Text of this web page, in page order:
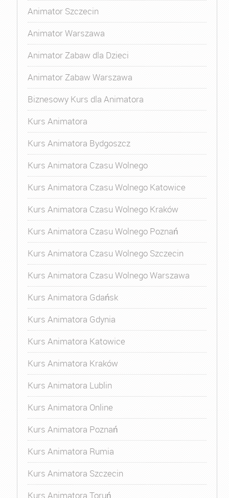
Animator Szczecin
Animator Warszawa
Animator Zabaw dla Dzieci
Animator Zabaw Warszawa
Biznesowy Kurs dla Animatora
Kurs Animatora
Kurs Animatora Bydgoszcz
Kurs Animatora Czasu Wolnego
Kurs Animatora Czasu Wolnego Katowice
Kurs Animatora Czasu Wolnego Kraków
Kurs Animatora Czasu Wolnego Poznań
Kurs Animatora Czasu Wolnego Szczecin
Kurs Animatora Czasu Wolnego Warszawa
Kurs Animatora Gdańsk
Kurs Animatora Gdynia
Kurs Animatora Katowice
Kurs Animatora Kraków
Kurs Animatora Lublin
Kurs Animatora Online
Kurs Animatora Poznań
Kurs Animatora Rumia
Kurs Animatora Szczecin
Kurs Animatora Toruń